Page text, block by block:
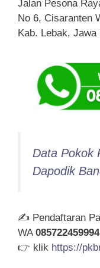
Jalan Pesona
No 6, Cisaranten
Kab. Lebak,
Data Pokok
Dapodik
✍ Pendaftaran
WA 085722459994
👉 klik https://